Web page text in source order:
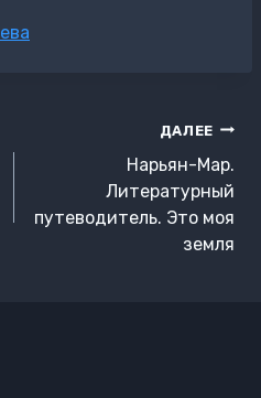
ДАЛЕЕ
Нарьян-Мар.
Литературный
путеводитель. Это моя
земля